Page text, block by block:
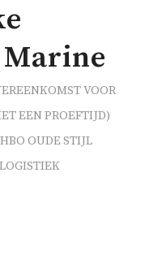
VOOR
EEN PROEFTIJD)
HBO OUDE STIJL